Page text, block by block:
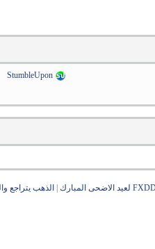
StumbleUpon
الذهب يتراجع